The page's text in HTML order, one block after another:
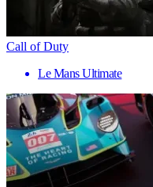
Call of Duty
Le Mans Ultimate